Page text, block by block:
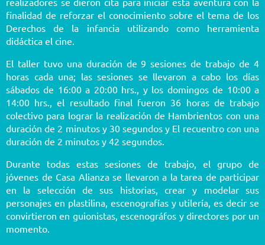
finalidad de reforzar el conocimiento sobre el tema de los
Derechos de la infancia utilizando como herramienta
didáctica el cine.
El taller tuvo una duración de 9 sesiones de trabajo de 4
horas cada una; las sesiones se llevaron a cabo los días
sábados de 16:00 a 20:00 hrs., y los domingos de 10:00 a
14:00 hrs., el resultado final fueron 36 horas de trabajo
colectivo para lograr la realización de Hambrientos con una
duración de 2 minutos y 30 segundos y El recuentro con una
duración de 2 minutos y 42 segundos.
Durante todas estas sesiones de trabajo, el grupo de
jóvenes de Casa Alianza se llevaron a la tarea de participar
en la selección de sus historias, crear y modelar sus
personajes en plastilina, escenografías y utilería, es decir se
convirtieron en guionistas, escenográfos y directores por un
momento.